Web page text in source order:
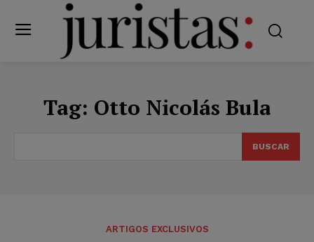
Tag: Otto Nicolás Bula
BUSCAR
ARTIGOS EXCLUSIVOS